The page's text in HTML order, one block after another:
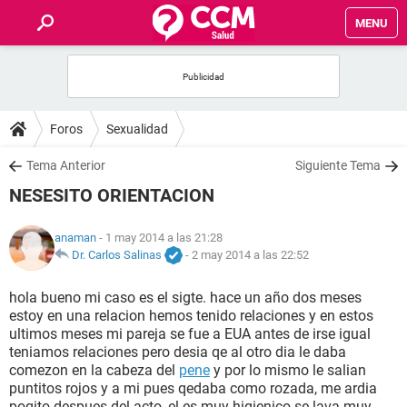
MENU
FOROS
SALUD
NUTRICIÓN
BIENESTAR
SEXUALIDAD
GLOSARIO
Foros Sexualidad
Tema Anterior Siguiente Tema
NESESITO ORIENTACION
anaman - 1 may 2014 a las 21:28
Dr. Carlos Salinas
- 2 may 2014 a las 22:52
hola bueno mi caso es el sigte. hace un año dos meses
estoy en una relacion hemos tenido relaciones y en estos
ultimos meses mi pareja se fue a EUA antes de irse igual
teniamos relaciones pero desia qe al otro dia le daba
comezon en la cabeza del pene y por lo mismo le salian
puntitos rojos y a mi pues qedaba como rozada, me ardia